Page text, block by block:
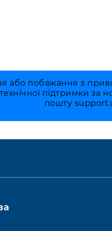
або побажання з
підтримки
пошту